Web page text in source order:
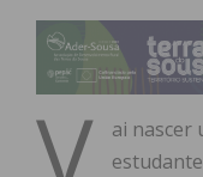
ai nascer